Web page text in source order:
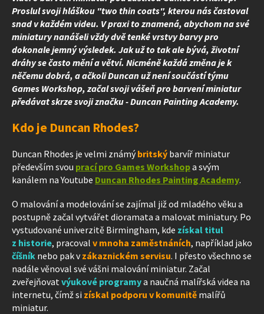
Proslul svoji hláškou "two thin coats", kterou nás častoval
snad v každém videu. V praxi to znamená, abychom na své
miniatury nanášeli vždy dvě tenké vrstvy barvy pro
dokonale jemný výsledek. Jak už to tak ale bývá, životní
dráhy se často mění a větví. Nicméně každá změna je k
něčemu dobrá, a ačkoli Duncan už není součástí týmu
Games Workshop, začal svoji vášeň pro barvení miniatur
předávat skrze svoji značku - Duncan Painting Academy.
Kdo je Duncan Rhodes?
Duncan Rhodes je velmi známý britský barvíř miniatur
především svou prací pro Games Workshopa svým
kanálem na Youtube Duncan Rhodes Painting Academy.
O malování a modelování se zajímal již od mladého věku a
postupně začal vytvářet dioramata a malovat miniatury. Po
vystudované univerzitě Birmingham, kde získal titul
z historie, pracoval v mnoha zaměstnáních, například jako
číšník nebo pak vzákaznickém servisu. I přesto všechno se
nadále věnoval své vášni malování miniatur. Začal
zveřejňovat výukové programya naučná malířská videa na
internetu, čímž si získal podporu v komunitě malířů
miniatur.